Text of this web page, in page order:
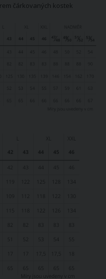
čárkovaných kostek